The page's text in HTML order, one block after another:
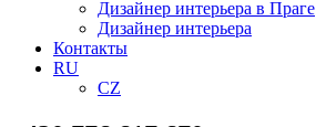
Дизайнер интерьера в Праге
Дизайнер интерьера
Контакты
RU
CZ